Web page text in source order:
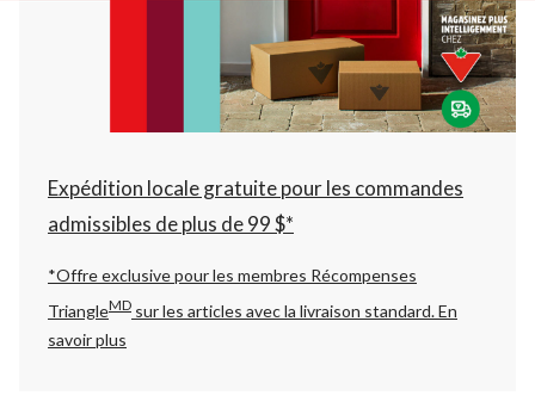
à
06:00
cliquer
pour
changer
Expédition locale gratuite pour les commandes
admissibles de plus de 99 $*
*Offre exclusive pour les membres Récompenses
TriangleMD sur les articles avec la livraison standard.En
savoir plus